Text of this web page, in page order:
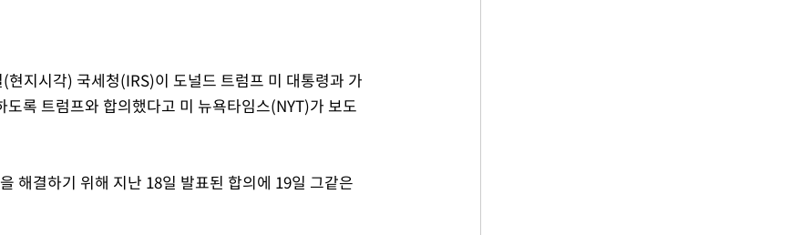
지시각) 국세청(IRS)이 도널드 트럼프 미 대통령과 가
록 트럼프와 합의했다고 미 뉴욕타임스(NYT)가 보도
해결하기 위해 지난 18일 발표된 합의에 19일 그같은